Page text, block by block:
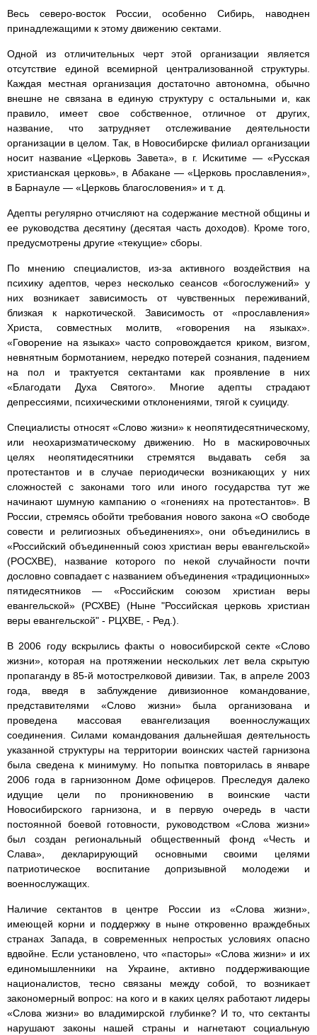
Весь северо-восток России, особенно Сибирь, наводнен
принадлежащими к этому движению сектами.
Одной из отличительных черт этой организации является
отсутствие единой всемирной централизованной структуры.
Каждая местная организация достаточно автономна, обычно
внешне не связана в единую структуру с остальными и, как
правило, имеет свое собственное, отличное от других,
название, что затрудняет отслеживание деятельности
организации в целом. Так, в Новосибирске филиал организации
носит название «Церковь Завета», в г. Искитиме — «Русская
христианская церковь», в Абакане — «Церковь прославления»,
в Барнауле — «Церковь благословения» и т. д.
Адепты регулярно отчисляют на содержание местной общины и
ее руководства десятину (десятая часть доходов). Кроме того,
предусмотрены другие «текущие» сборы.
По мнению специалистов, из-за активного воздействия на
психику адептов, через несколько сеансов «богослужений» у
них возникает зависимость от чувственных переживаний,
близкая к наркотической. Зависимость от «прославления»
Христа, совместных молитв, «говорения на языках».
«Говорение на языках» часто сопровождается криком, визгом,
невнятным бормотанием, нередко потерей сознания, падением
на пол и трактуется сектантами как проявление в них
«Благодати Духа Святого». Многие адепты страдают
депрессиями, психическими отклонениями, тягой к суициду.
Специалисты относят «Слово жизни» к неопятидесятническому,
или неохаризматическому движению. Но в маскировочных
целях неопятидесятники стремятся выдавать себя за
протестантов и в случае периодически возникающих у них
сложностей с законами того или иного государства тут же
начинают шумную кампанию о «гонениях на протестантов». В
России, стремясь обойти требования нового закона «О свободе
совести и религиозных объединениях», они объединились в
«Российский объединенный союз христиан веры евангельской»
(РОСХВЕ), название которого по некой случайности почти
дословно совпадает с названием объединения «традиционных»
пятидесятников — «Российским союзом христиан веры
евангельской» (РСХВЕ) (Ныне "Российская церковь христиан
веры евангельской" - РЦХВЕ, - Ред.).
В 2006 году вскрылись факты о новосибирской секте «Слово
жизни», которая на протяжении нескольких лет вела скрытую
пропаганду в 85-й мотострелковой дивизии. Так, в апреле 2003
года, введя в заблуждение дивизионное командование,
представителями «Слово жизни» была организована и
проведена массовая евангелизация военнослужащих
соединения. Силами командования дальнейшая деятельность
указанной структуры на территории воинских частей гарнизона
была сведена к минимуму. Но попытка повторилась в январе
2006 года в гарнизонном Доме офицеров. Преследуя далеко
идущие цели по проникновению в воинские части
Новосибирского гарнизона, и в первую очередь в части
постоянной боевой готовности, руководством «Слова жизни»
был создан региональный общественный фонд «Честь и
Слава», декларирующий основными своими целями
патриотическое воспитание допризывной молодежи и
военнослужащих.
Наличие сектантов в центре России из «Слова жизни»,
имеющей корни и поддержку в ныне откровенно враждебных
странах Запада, в современных непростых условиях опасно
вдвойне. Если установлено, что «пасторы» «Слова жизни» и их
единомышленники на Украине, активно поддерживающие
националистов, тесно связаны между собой, то возникает
закономерный вопрос: на кого и в каких целях работают лидеры
«Слова жизни» во владимирской глубинке? И то, что сектанты
нарушают законы нашей страны и нагнетают социальную